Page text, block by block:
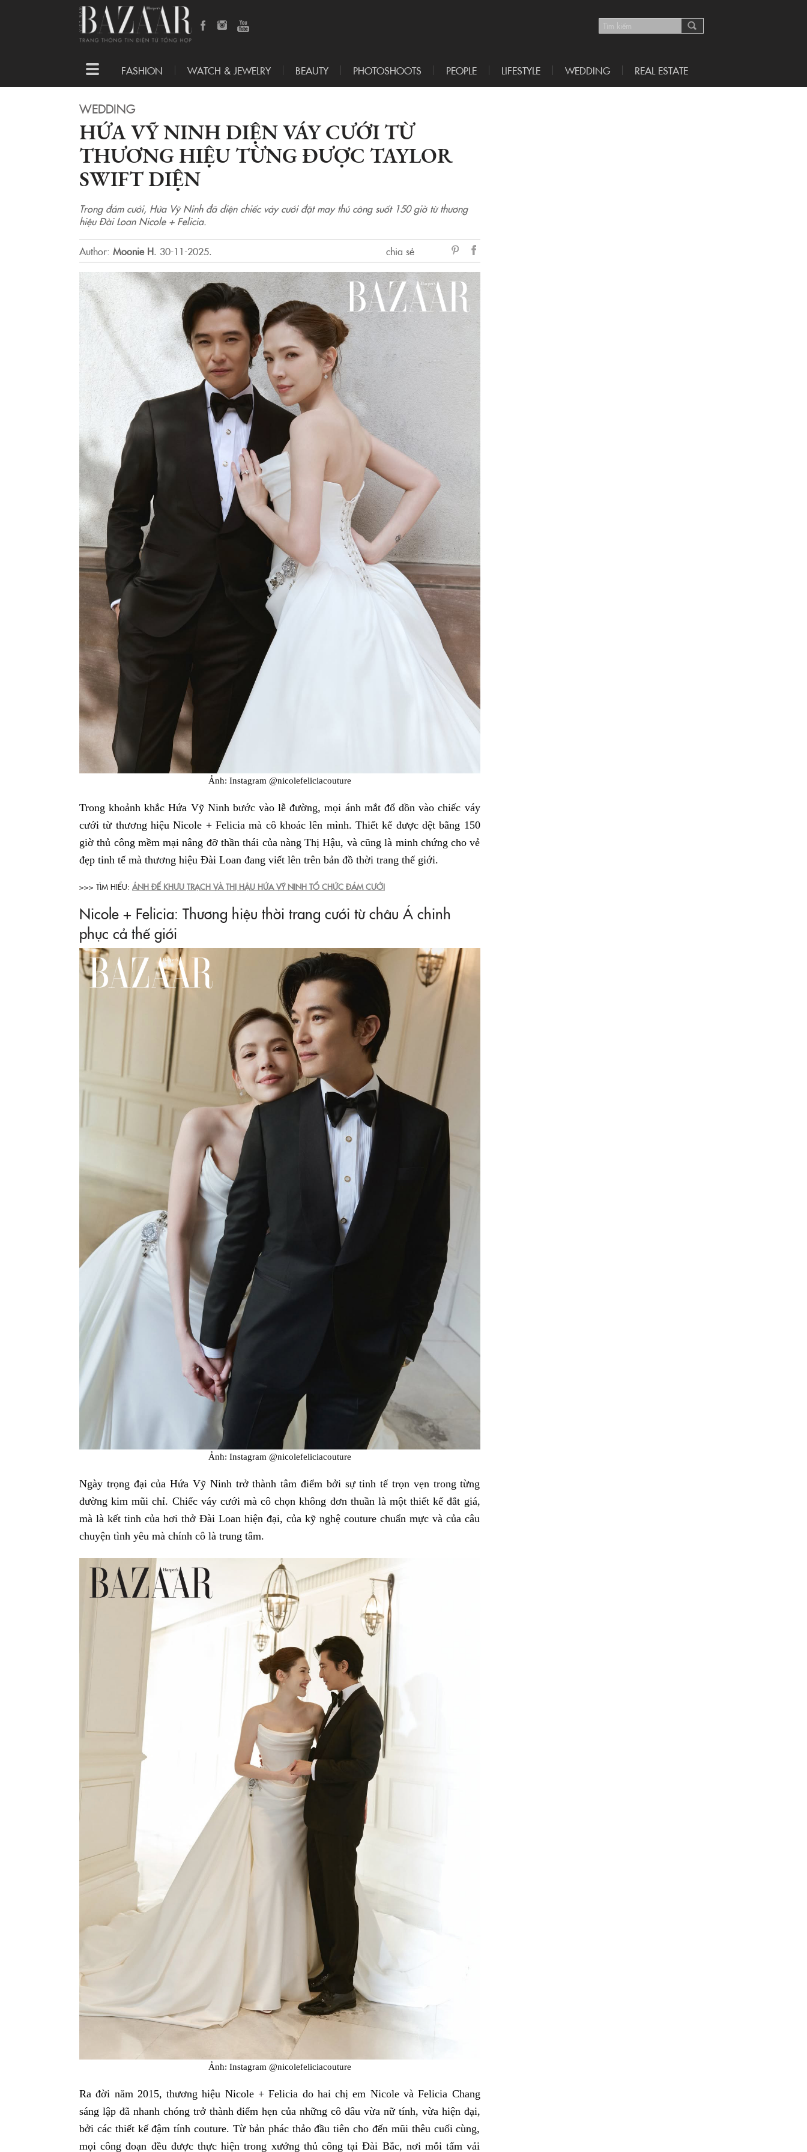
Toggle
navigation
FASHION WATCH & JEWELRY BEAUTY PHOTOSHOOTS PEOPLE LIFESTYLE WEDDING REAL ESTATE
WEDDING
HỨA VỸ NINH DIỆN VÁY CƯỚI TỪ
THƯƠNG HIỆU TỪNG ĐƯỢC TAYLOR
SWIFT DIỆN
Trong đám cưới, Hứa Vỹ Ninh đã diện chiếc váy cưới đặt may thủ công suốt 150 giờ từ thương
hiệu Đài Loan Nicole + Felicia.
Author: Moonie H. 30-11-2025.
chia sẻ
Ảnh: Instagram @nicolefeliciacouture
Trong khoảnh khắc Hứa Vỹ Ninh bước vào lễ đường, mọi ánh mắt đổ dồn vào chiếc váy
cưới từ thương hiệu Nicole + Felicia mà cô khoác lên mình. Thiết kế được dệt bằng 150
giờ thủ công mềm mại nâng đỡ thần thái của nàng Thị Hậu, và cũng là minh chứng cho vẻ
đẹp tinh tế mà thương hiệu Đài Loan đang viết lên trên bản đồ thời trang thế giới.
>>> TÌM HIỂU: ẢNH ĐẾ KHƯU TRẠCH VÀ THỊ HẬU HỨA VỸ NINH TỔ CHỨC ĐÁM CƯỚI
Nicole + Felicia: Thương hiệu thời trang cưới từ châu Á chinh
phục cả thế giới
Ảnh: Instagram @nicolefeliciacouture
Ngày trọng đại của Hứa Vỹ Ninh trở thành tâm điểm bởi sự tinh tế trọn vẹn trong từng
đường kim mũi chỉ. Chiếc váy cưới mà cô chọn không đơn thuần là một thiết kế đắt giá,
mà là kết tinh của hơi thở Đài Loan hiện đại, của kỹ nghệ couture chuẩn mực và của câu
chuyện tình yêu mà chính cô là trung tâm.
Ảnh: Instagram @nicolefeliciacouture
Ra đời năm 2015, thương hiệu Nicole + Felicia do hai chị em Nicole và Felicia Chang
sáng lập đã nhanh chóng trở thành điểm hẹn của những cô dâu vừa nữ tính, vừa hiện đại,
bởi các thiết kế đậm tính couture. Từ bản phác thảo đầu tiên cho đến mũi thêu cuối cùng,
mọi công đoạn đều được thực hiện trong xưởng thủ công tại Đài Bắc, nơi mỗi tấm vải